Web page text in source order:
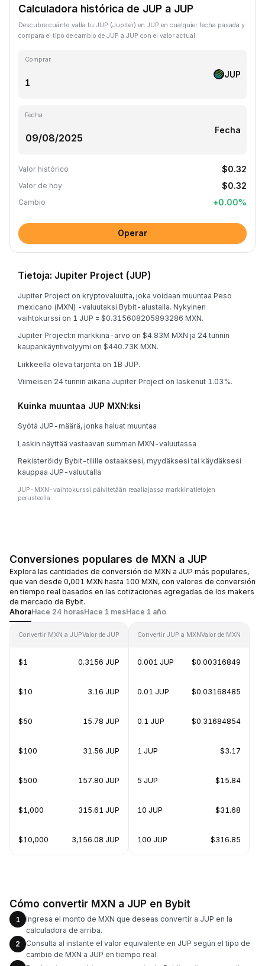
Calculadora histórica de JUP a JUP
Descubre cuánto valía tu JUP (Jupiter) en JUP en cualquier fecha pasada y
compara el tipo de cambio de JUP a JUP con el valor actual.
Comprar
JUP
Fecha
Fecha
Valor histórico $0.32
Valor de hoy $0.32
Cambio +0.00%
Operar
Tietoja: Jupiter Project (JUP)
Jupiter Project on kryptovaluutta, joka voidaan muuntaa Peso
mexicano (MXN) -valuutaksi Bybit-alustalla. Nykyinen
vaihtokurssi on 1 JUP = $0.315608205893286 MXN.
Jupiter Project:n markkina-arvo on $4.83M MXN ja 24 tunnin
kaupankäyntivolyymi on $440.73K MXN.
Liikkeellä oleva tarjonta on 1B JUP.
Viimeisen 24 tunnin aikana Jupiter Project on laskenut 1.03%.
Kuinka muuntaa JUP MXN:ksi
Syötä JUP-määrä, jonka haluat muuntaa
Laskin näyttää vastaavan summan MXN-valuutassa
Rekisteröidy Bybit-tilille ostaaksesi, myydäksesi tai käydäksesi
kauppaa JUP-valuutalla
JUP-MXN-vaihtokurssi päivitetään reaaliajassa markkinatietojen
perusteella.
Conversiones populares de MXN a JUP
Explora las cantidades de conversión de MXN a JUP más populares,
que van desde 0,001 MXN hasta 100 MXN, con valores de conversión
en tiempo real basados en las cotizaciones agregadas de los makers
de mercado de Bybit.
AhoraHace 24 horasHace 1 mesHace 1 año
Convertir MXN a JUPValor de JUP
$1 0.3156 JUP
$10 3.16 JUP
$50 15.78 JUP
$100 31.56 JUP
$500 157.80 JUP
$1,000 315.61 JUP
$10,000 3,156.08 JUP
Convertir JUP a MXNValor de MXN
0.001 JUP $0.00316849
0.01 JUP $0.03168485
0.1 JUP $0.31684854
1 JUP $3.17
5 JUP $15.84
10 JUP $31.68
100 JUP $316.85
Cómo convertir MXN a JUP en Bybit
1
Ingresa el monto de MXN que deseas convertir a JUP en la
calculadora de arriba.
2
Consulta al instante el valor equivalente en JUP según el tipo de
cambio de MXN a JUP en tiempo real.